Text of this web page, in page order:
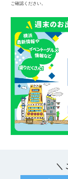
ご確認ください。
＼